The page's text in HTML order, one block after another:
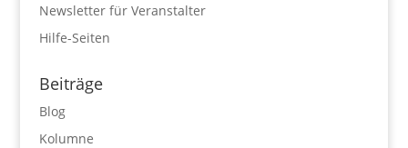
Newsletter für Veranstalter
Hilfe-Seiten
Beiträge
Blog
Kolumne